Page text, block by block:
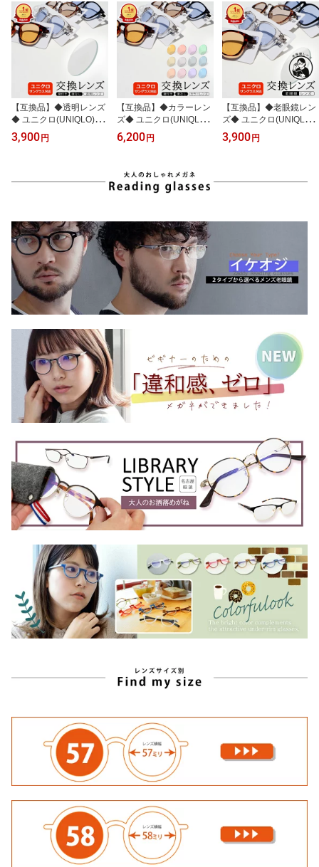
【互換品】◆透明レンズ
◆ ユニクロ(UNIQLO)サ
ングラス対応 交換レンズ
（純正品ではございませ
めがね 紫外線 UVカット
3,900 円
【互換品】◆カラーレン
ズ◆ ユニクロ(UNIQLO)
サングラス対応 交換レン
ズ（純正品ではございま
本製レンズ 紫外線 UVカ
ット 色付き メンズ レデ
6,200 円
【互換品】◆老眼鏡レン
ズ◆ ユニクロ(UNIQLO)
サングラス対応 交換レン
ズ（純正品ではございま
ニアグラス リーディング
3,900 円